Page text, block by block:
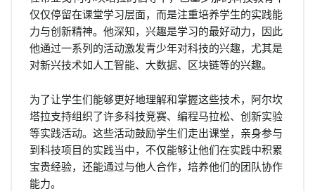
仅仅停留在课堂学习层面，而是注重培养学生的实践能
力与创新精神。他深知，兴趣是学习的最好动力，因此
他通过一系列的活动激发青少年对科技的兴趣，尤其是
对新兴技术如人工智能、大数据、区块链等的兴趣。
为了让学生们能够更好地理解和掌握这些技术，阿尔坎
塔拉支持组织了许多科技竞赛、编程马拉松、创新实验
等实践活动。这些活动鼓励学生们走出课堂，亲身参与
到科技项目的实践当中，不仅能够让他们在实践中积累
宝贵经验，还能通过与他人合作，培养他们的团队协作
能力。